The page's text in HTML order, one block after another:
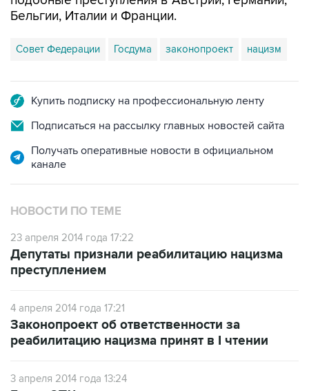
Совет Федерации Госдума законопроект
Подписаться на рассылку главных новостей сайта
Получать оперативные новости в официальном
НОВОСТИ ПО ТЕМЕ
23 апреля 2014 года 17:22
преступлением
4 апреля 2014 года 17:21
реабилитацию нацизма принят в I чтении
3 апреля 2014 года 13:24
реабилитации нацизма нуждается в